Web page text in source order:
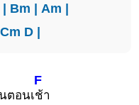
| Bm | Am |
Cm D|
ตอนเ
F
ช้า